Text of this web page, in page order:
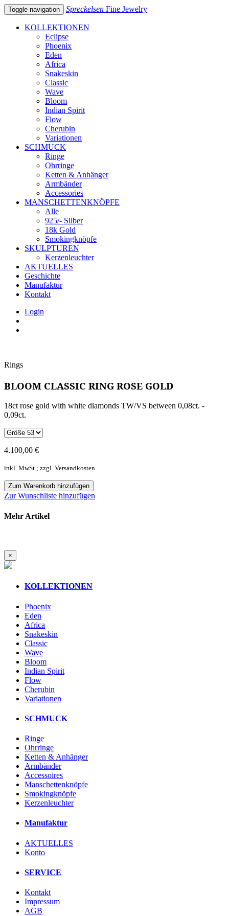
Toggle navigation Spreckelsen Fine Jewelry
KOLLEKTIONEN
Eclipse
Phoenix
Eden
Africa
Snakeskin
Classic
Wave
Bloom
Indian Spirit
Flow
Cherubin
Variationen
SCHMUCK
Ringe
Ohrringe
Ketten & Anhänger
Armbänder
Accessories
MANSCHETTENKNÖPFE
Alle
925/- Silber
18k Gold
Smokingknöpfe
SKULPTUREN
Kerzenleuchter
AKTUELLES
Geschichte
Manufaktur
Kontakt
Login
Rings
BLOOM CLASSIC RING ROSE GOLD
18ct rose gold with white diamonds TW/VS between 0,08ct. -
0,09ct.
4.100,00 €
inkl. MwSt.; zzgl. Versandkosten
Zum Warenkorb hinzufügen
Zur Wunschliste hinzufügen
Mehr Artikel
×
KOLLEKTIONEN
Phoenix
Eden
Africa
Snakeskin
Classic
Wave
Bloom
Indian Spirit
Flow
Cherubin
Variationen
SCHMUCK
Ringe
Ohrringe
Ketten & Anhänger
Armbänder
Accessoires
Manschettenknöpfe
Smokingknöpfe
Kerzenleuchter
Manufaktur
AKTUELLES
Konto
SERVICE
Kontakt
Impressum
AGB